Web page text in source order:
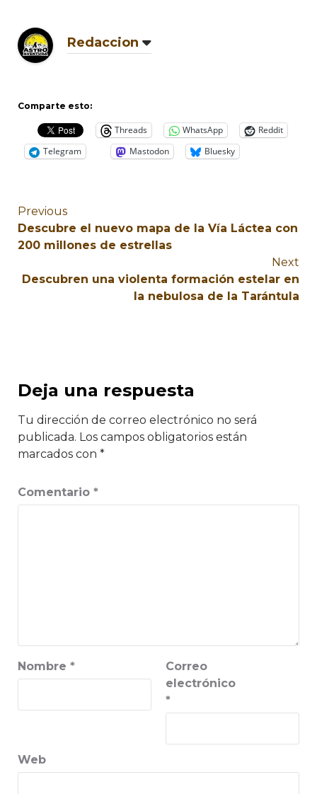
Redaccion
Comparte esto:
Threads WhatsApp
Reddit
Telegram
Mastodon Bluesky
Previous
Descubre el nuevo mapa de la Vía Láctea con
200 millones de estrellas
Next
Descubren una violenta formación estelar en
la nebulosa de la Tarántula
Deja una respuesta
Tu dirección de correo electrónico no será
publicada. Los campos obligatorios están
marcados con *
Comentario *
Nombre *
Correo
electrónico
*
Web